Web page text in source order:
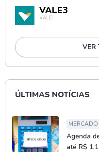
VALE3
VALE
VER
ÚLTIMAS NOTÍCIAS
MERCADO
Agenda
até R$